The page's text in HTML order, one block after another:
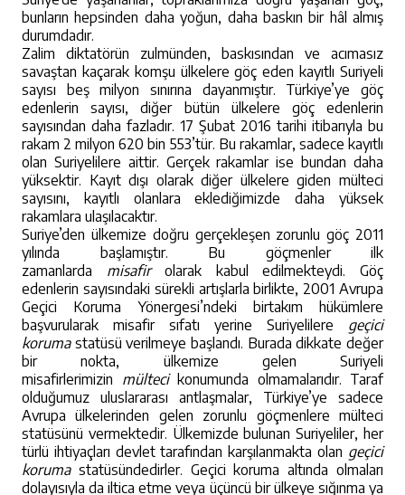
bunların hepsinden daha yoğun, daha baskın bir hâl almış
durumdadır.
Zalim diktatörün zulmünden, baskısından ve acımasız
savaştan kaçarak komşu ülkelere göç eden kayıtlı Suriyeli
sayısı beş milyon sınırına dayanmıştır. Türkiye’ye göç
edenlerin sayısı, diğer bütün ülkelere göç edenlerin
sayısından daha fazladır. 17 Şubat 2016 tarihi itibarıyla bu
rakam 2 milyon 620 bin 553’tür. Bu rakamlar, sadece kayıtlı
olan Suriyelilere aittir. Gerçek rakamlar ise bundan daha
yüksektir. Kayıt dışı olarak diğer ülkelere giden mülteci
sayısını, kayıtlı olanlara eklediğimizde daha yüksek
rakamlara ulaşılacaktır.
Suriye’den ülkemize doğru gerçekleşen zorunlu göç 2011
yılında başlamıştır. Bu göçmenler ilk
zamanlarda misafirolarak kabul edilmekteydi. Göç
edenlerin sayısındaki sürekli artışlarla birlikte, 2001 Avrupa
Geçici Koruma Yönergesi’ndeki birtakım hükümlere
başvurularak misafir sıfatı yerine Suriyelilere geçici
korumastatüsü verilmeye başlandı. Burada dikkate değer
bir nokta, ülkemize gelen Suriyeli
misafirlerimizin mültecikonumunda olmamalarıdır. Taraf
olduğumuz uluslararası antlaşmalar, Türkiye’ye sadece
Avrupa ülkelerinden gelen zorunlu göçmenlere mülteci
statüsünü vermektedir. Ülkemizde bulunan Suriyeliler, her
türlü ihtiyaçları devlet tarafından karşılanmakta olan geçici
korumastatüsündedirler. Geçici koruma altında olmaları
dolayısıyla da iltica etme veya üçüncü bir ülkeye sığınma ya